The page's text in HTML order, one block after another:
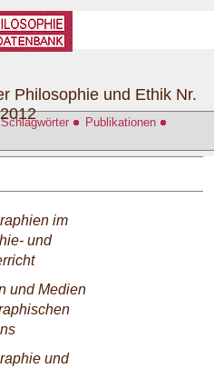
Schlagwörter
Publikationen
Philosophie und Ethik Nr.
im
und
und Medien
und